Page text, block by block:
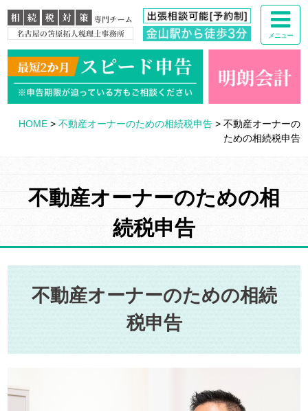
メニュー
HOME> 不動産オーナーのための相続税申告> 不動産オーナーの
ための相続税申告
不動産オーナーのための相
続税申告
不動産オーナーのための相続
税申告